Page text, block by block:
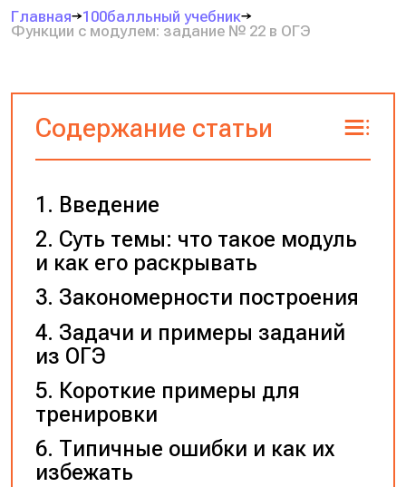
Главная
100балльный учебник
Функции с модулем: задание № 22 в ОГЭ
Содержание статьи
Введение
Суть темы: что такое модуль
и как его раскрывать
Закономерности построения
Задачи и примеры заданий
из ОГЭ
Короткие примеры для
тренировки
Типичные ошибки и как их
избежать